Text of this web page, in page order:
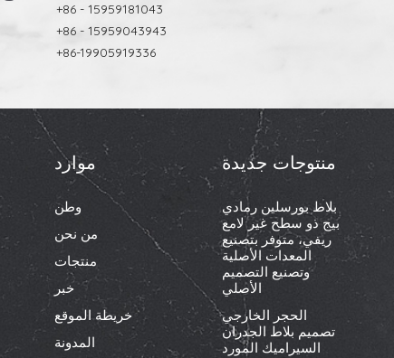
+86 - 15959181043
+86 - 15959043943
+86-19905919336
موارد
وطن
من نحن
منتجات
خبر
خريطة الموقع
المدونة
منتوجات جديدة
بلاط بورسلين رمادي
بيج ذو سطح غير لامع
ريفي، متوفر بتصنيع
المعدات الأصلية
وتصنيع التصميم
الأصلي
الحجر الخارجي
تصميم بلاط الجدران
السيراميك المورد